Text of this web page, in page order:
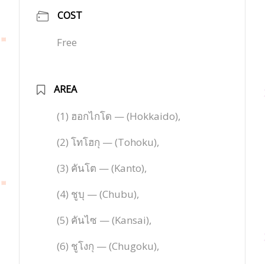
COST
Free
AREA
(1) ฮอกไกโด — (Hokkaido),
(2) โทโฮกุ — (Tohoku),
(3) คันโต — (Kanto),
(4) ชูบุ — (Chubu),
(5) คันไซ — (Kansai),
(6) ชูโงกุ — (Chugoku),